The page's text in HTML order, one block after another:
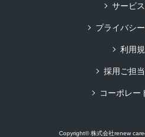
サービ
プライバシ
利用
採用ご担
コーポレー
Copyright© 株式会社renew